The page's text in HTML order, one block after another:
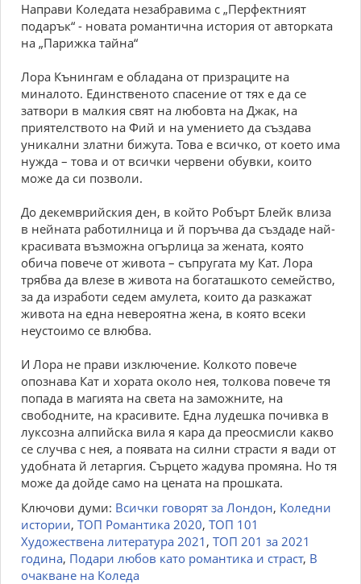
Направи Коледата незабравима с „Перфектният
подарък“ - новата романтична история от авторката
на „Парижка тайна“
Лора Кънингам е обладана от призраците на
миналото. Единственото спасение от тях е да се
затвори в малкия свят на любовта на Джак, на
приятелството на Фий и на умението да създава
уникални златни бижута. Това е всичко, от което има
нужда – това и от всички червени обувки, които
може да си позволи.
До декемврийския ден, в който Робърт Блейк влиза
в нейната работилница и й поръчва да създаде най-
красивата възможна огърлица за жената, която
обича повече от живота – съпругата му Кат. Лора
трябва да влезе в живота на богаташкото семейство,
за да изработи седем амулета, които да разкажат
живота на една невероятна жена, в която всеки
неустоимо се влюбва.
И Лора не прави изключение. Колкото повече
опознава Кат и хората около нея, толкова повече тя
попада в магията на света на заможните, на
свободните, на красивите. Една лудешка почивка в
луксозна алпийска вила я кара да преосмисли какво
се случва с нея, а появата на силни страсти я вади от
удобната й летаргия. Сърцето жадува промяна. Но тя
може да дойде само на цената на прошката.
Ключови думи: Всички говорят за Лондон, Коледни
истории, ТОП Романтика 2020, ТОП 101
Художествена литература 2021 , ТОП 201 за 2021
година, Подари любов като романтика и страст, В
очакване на Коледа